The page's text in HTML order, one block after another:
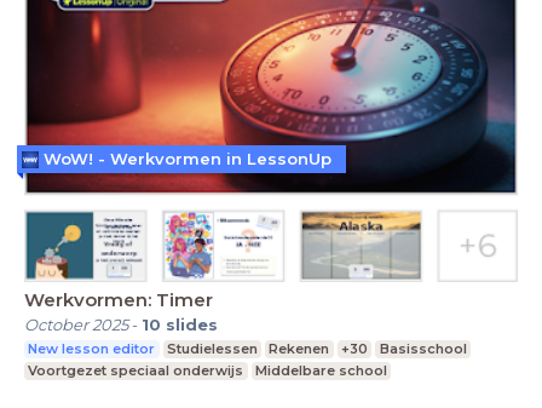
Werkvormen: Timer
October 2025- 10 slides
New lesson editor Studielessen Rekenen +30
Basisschool
Voortgezet speciaal onderwijs
Middelbare school
WoW! - Werkvormen in LessonUp